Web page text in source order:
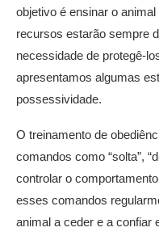
objetivo é ensinar o
recursos estarão sempre
necessidade de protegê-
apresentamos algumas
possessividade.
O treinamento de
comandos como “solta”,
controlar o
esses comandos
animal a ceder e a confiar